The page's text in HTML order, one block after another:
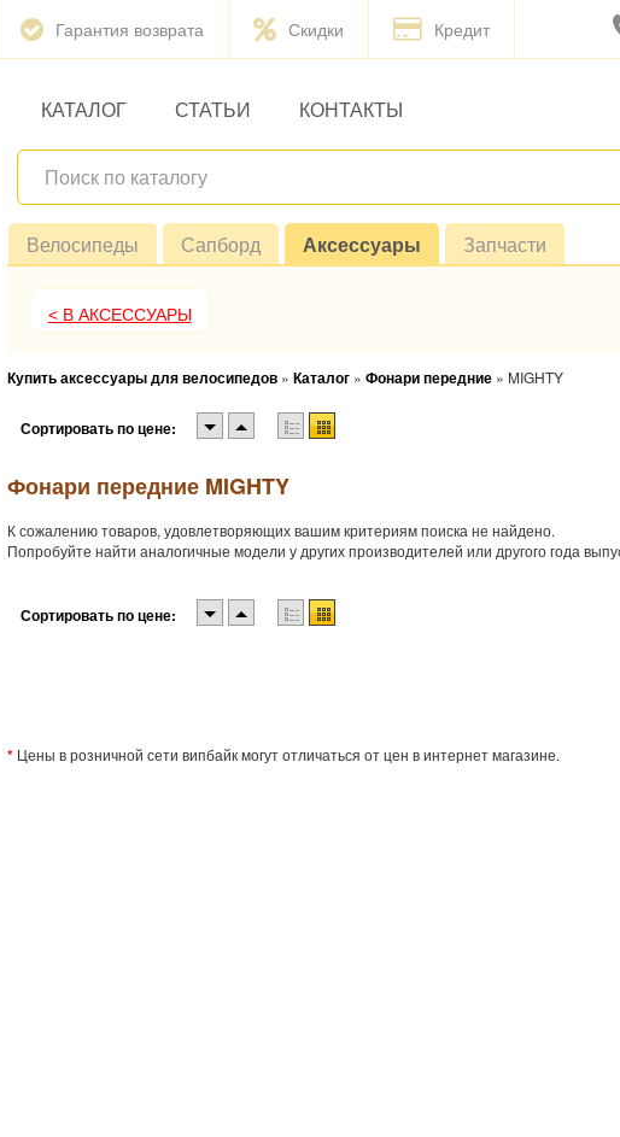
Гарантия возврата Скидки Кредит
КАТАЛОГ СТАТЬИ КОНТАКТЫ
Велосипеды Сапборд Аксессуары Запчасти
< В АКСЕССУАРЫ
Купить аксессуары для велосипедов » Каталог » Фонари передние » MIGHTY
Сортировать по цене:
Фонари передние MIGHTY
К сожалению товаров, удовлетворяющих вашим критериям поиска не найдено.
Попробуйте найти аналогичные модели у других производителей или другого года
Сортировать по цене:
* Цены в розничной сети випбайк могут отличаться от цен в интернет магазине.